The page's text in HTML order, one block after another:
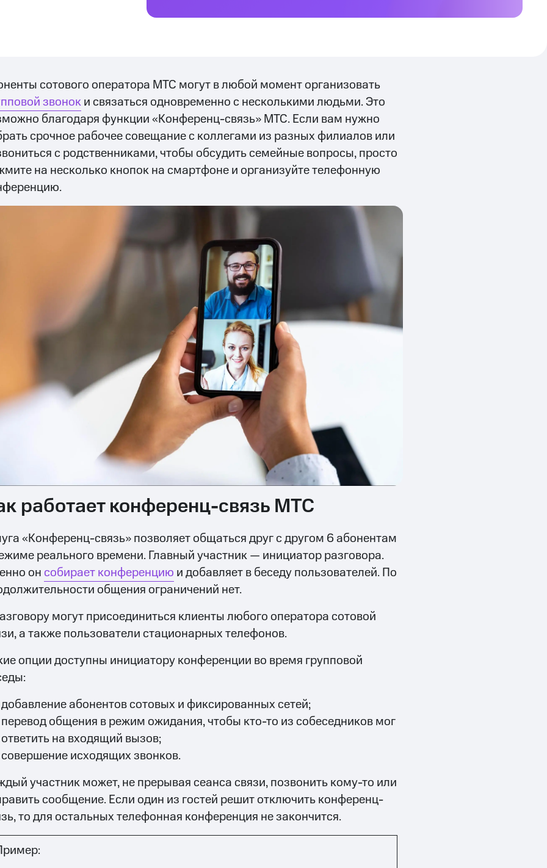
сотового оператора МТС могут в любой момент организовать
звоноки связаться одновременно с несколькими людьми. Это
благодаря функции «Конференц-связь» МТС. Если вам нужно
срочное рабочее совещание с коллегами из разных филиалов или
с родственниками, чтобы обсудить семейные вопросы, просто
на несколько кнопок на смартфоне и организуйте телефонную
работает конференц-связь МТС
«Конференц-связь» позволяет общаться друг с другом 6 абонентам
реального времени. Главный участник — инициатор разговора.
он собирает конференцию и добавляет в беседу пользователей. По
общения ограничений нет.
могут присоединиться клиенты любого оператора сотовой
а также пользователи стационарных телефонов.
опции доступны инициатору конференции во время групповой
добавление абонентов сотовых и фиксированных сетей;
перевод общения в режим ожидания, чтобы кто-то из собеседников мог
ответить на входящий вызов;
совершение исходящих звонков.
участник может, не прерывая сеанса связи, позвонить кому-то или
сообщение. Если один из гостей решит отключить конференц-
то для остальных телефонная конференция не закончится.